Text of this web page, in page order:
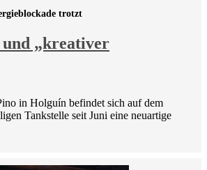
und „kreativer
trotzt
in Holguín befindet sich auf dem
Tankstelle seit Juni eine neuartige